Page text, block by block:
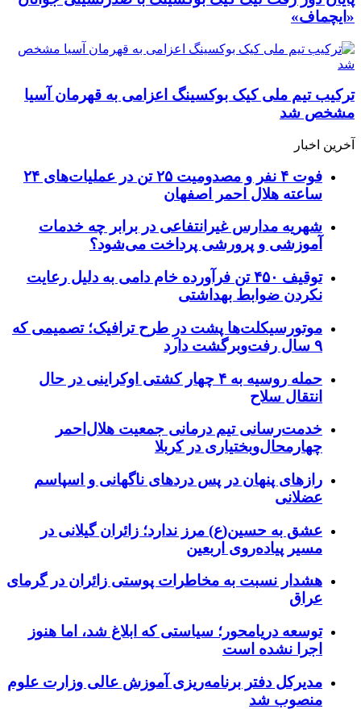
«ایچماف»
ترکیب تیم ملی کیک بوکسینگ اعزامی به قهرمان آسیا
مشخص شد
آخرین اخبار
فوت ۴ نفر و مصدومیت ۲۵ تن در عملیات‌های ۲۴
ساعته هلال احمر اصفهان
شهریه مدارس غیرانتفاعی در برابر چه خدمات
آموزشی و پرورشی پرداخت می‌شود؟
توقیف ۴۵۰ تن فرآورده خام دامی به دلیل رعایت
نکردن ضوابط بهداشتی
موتورسیکلت‌ها پشت درِ طرح ترافیک؛ تصمیمی که
۹ سال رفت‌وبرگشت دارد
حمله روسیه به ۴ چهار کشتی اوکراینی در حال
انتقال سلاح
خدمت‌رسانی تیم درمانی جمعیت هلال‌احمر
چهارمحال‌وبختیاری در کربلا
رازهای پنهان در پس دردهای ناگهانی و اسپاسم
عضلانی
عشق به حسین(ع) مرز ندارد؛ زائران گیلانی در
مسیر پیاده‌روی اربعین
هشدار نسبت به مخاطرات پوستی زائران در گرمای
عراق
توسعه دریامحور؛ سیاستی که ابلاغ شد، اما هنوز
اجرا نشده است
مدیرکل دفتر برنامه‌ریزی آموزش عالی وزارت علوم
منصوب شد